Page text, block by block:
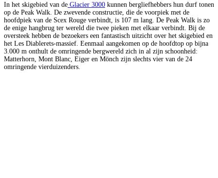
In het skigebied van de Glacier 3000 kunnen bergliefhebbers hun durf tonen
op de Peak Walk. De zwevende constructie, die de voorpiek met de
hoofdpiek van de Scex Rouge verbindt, is 107 m lang. De Peak Walk is zo
de enige hangbrug ter wereld die twee pieken met elkaar verbindt. Bij de
oversteek hebben de bezoekers een fantastisch uitzicht over het skigebied en
het Les Diablerets-massief. Eenmaal aangekomen op de hoofdtop op bijna
3.000 m onthult de omringende bergwereld zich in al zijn schoonheid:
Matterhorn, Mont Blanc, Eiger en Mönch zijn slechts vier van de 24
omringende vierduizenders.